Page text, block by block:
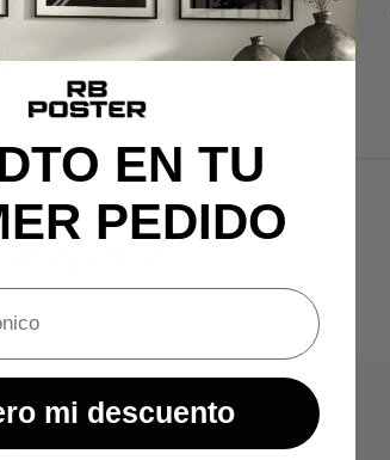
detalle, desde la impresión de alta
montaje final, ofreciendo una pieza con
acabado excepcional.
tenemos las respuestas.
EN TU
PEDIDO
mi descuento